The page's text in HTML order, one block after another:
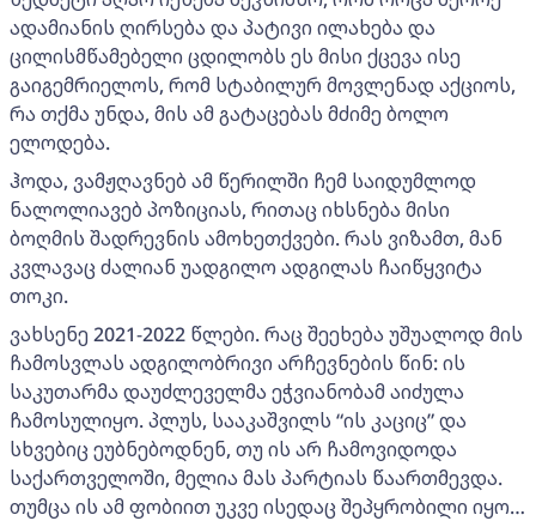
ადამიანის ღირსება და პატივი ილახება და
ცილისმწამებელი ცდილობს ეს მისი ქცევა ისე
გაიგემრიელოს, რომ სტაბილურ მოვლენად აქციოს,
რა თქმა უნდა, მის ამ გატაცებას მძიმე ბოლო
ელოდება.
ჰოდა, ვამჟღავნებ ამ წერილში ჩემ საიდუმლოდ
ნალოლიავებ პოზიციას, რითაც იხსნება მისი
ბოღმის შადრევნის ამოხეთქვები. რას ვიზამთ, მან
კვლავაც ძალიან უადგილო ადგილას ჩაიწყვიტა
თოკი.
ვახსენე 2021-2022 წლები. რაც შეეხება უშუალოდ მის
ჩამოსვლას ადგილობრივი არჩევნების წინ: ის
საკუთარმა დაუძლეველმა ეჭვიანობამ აიძულა
ჩამოსულიყო. პლუს, სააკაშვილს “ის კაციც” და
სხვებიც ეუბნებოდნენ, თუ ის არ ჩამოვიდოდა
საქართველოში, მელია მას პარტიას წაართმევდა.
თუმცა ის ამ ფობიით უკვე ისედაც შეპყრობილი იყო…